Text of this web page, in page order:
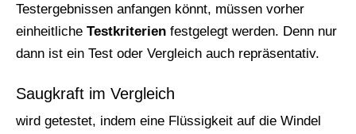
Testergebnissen anfangen könnt, müssen vorher
einheitliche Testkriterien festgelegt werden. Denn nur
dann ist ein Test oder Vergleich auch repräsentativ.
Saugkraft im Vergleich
wird getestet, indem eine Flüssigkeit auf die Windel